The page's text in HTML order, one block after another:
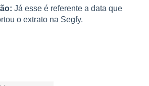
Já esse é referente a data que
o extrato na Segfy.